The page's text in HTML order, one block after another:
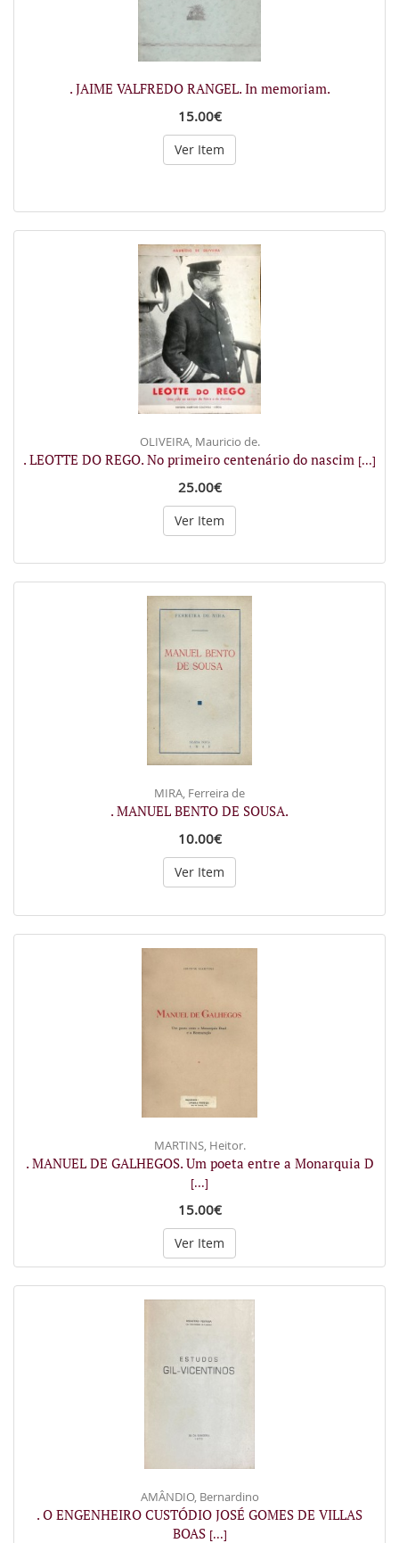
. JAIME VALFREDO RANGEL. In memoriam.
15.00€
Ver Item
OLIVEIRA, Mauricio de.
. LEOTTE DO REGO. No primeiro centenário do nascim [...]
25.00€
Ver Item
MIRA, Ferreira de
. MANUEL BENTO DE SOUSA.
10.00€
Ver Item
MARTINS, Heitor.
. MANUEL DE GALHEGOS. Um poeta entre a Monarquia D
[...]
15.00€
Ver Item
AMÂNDIO, Bernardino
. O ENGENHEIRO CUSTÓDIO JOSÉ GOMES DE VILLAS
BOAS [...]